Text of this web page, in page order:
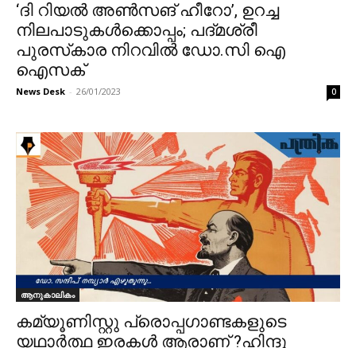
‘ദി റിയൽ അൺസങ് ഹീറോ’, ഉറച്ച
നിലപാടുകൾക്കൊപ്പം; പദ്മശ്രീ
പുരസ്‌കാര നിറവിൽ ഡോ.സി ഐ
ഐസക്
News Desk - 26/01/2023 0
ആനുകാലികം
കമ്യൂണിസ്റ്റു പ്രൊപ്പഗാണ്ടകളുടെ
യഥാർത്ഥ ഇരകൾ ആരാണ് ?ഹിന്ദു